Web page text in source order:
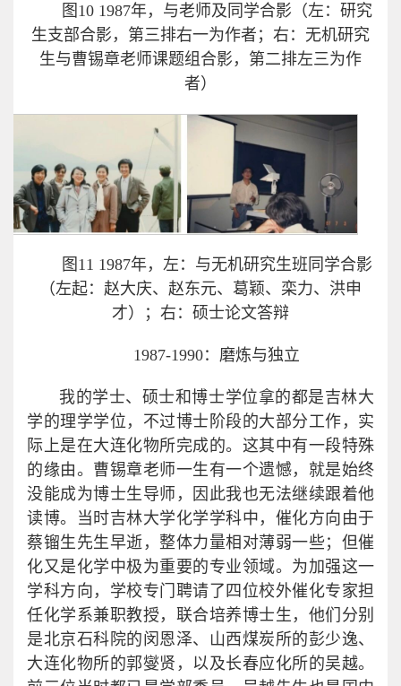
图10 1987年，与老师及同学合影（左：研究
生支部合影，第三排右一为作者；右：无机研究
生与曹锡章老师课题组合影，第二排左三为作
者）
图11 1987年，左：与无机研究生班同学合影
（左起：赵大庆、赵东元、葛颖、栾力、洪申
才）；右：硕士论文答辩
1987-1990：磨炼与独立
我的学士、硕士和博士学位拿的都是吉林大
学的理学学位，不过博士阶段的大部分工作，实
际上是在大连化物所完成的。这其中有一段特殊
的缘由。曹锡章老师一生有一个遗憾，就是始终
没能成为博士生导师，因此我也无法继续跟着他
读博。当时吉林大学化学学科中，催化方向由于
蔡镏生先生早逝，整体力量相对薄弱一些；但催
化又是化学中极为重要的专业领域。为加强这一
学科方向，学校专门聘请了四位校外催化专家担
任化学系兼职教授，联合培养博士生，他们分别
是北京石科院的闵恩泽、山西煤炭所的彭少逸、
大连化物所的郭燮贤，以及长春应化所的吴越。